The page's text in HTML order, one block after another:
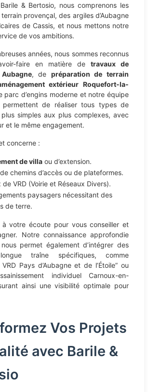
& Bertosio, nous comprenons les
provençal, des argiles d’Aubagne
de Cassis, et nous mettons notre
de vos ambitions.
années, nous sommes reconnus
faire en matière de travaux de
, de préparation de terrain
extérieur Roquefort-la-
parc d’engins moderne et notre équipe
permettent de réaliser tous types de
simples aux plus complexes, avec
et le même engagement.
concerne :
de villa ou d’extension.
chemins d’accès ou de plateformes.
VRD (Voirie et Réseaux Divers).
paysagers nécessitant des
de terre.
à votre écoute pour vous conseiller et
Notre connaissance approfondie
permet également d’intégrer des
traîne spécifiques, comme
Pays d’Aubagne et de l’Étoile” ou
individuel Carnoux-en-
ainsi une visibilité optimale pour
Vos Projets
avec Barile &